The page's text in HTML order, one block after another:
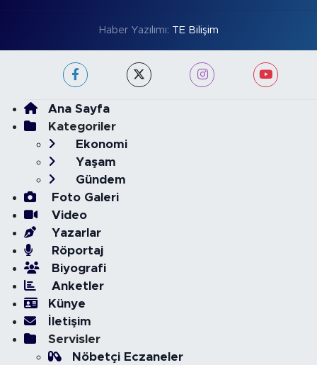
Haber Yazılımı: TE Bilişim
Ana Sayfa
Kategoriler
Ekonomi
Yaşam
Gündem
Foto Galeri
Video
Yazarlar
Röportaj
Biyografi
Anketler
Künye
İletişim
Servisler
Nöbetçi Eczaneler